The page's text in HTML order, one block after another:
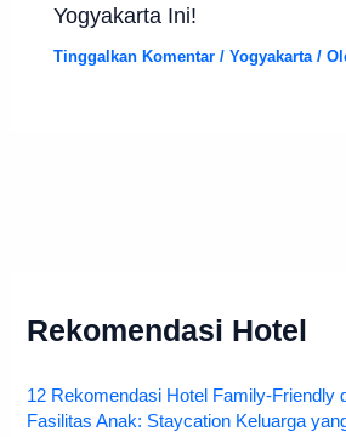
Yogyakarta Ini!
Tinggalkan Komentar /Yogyakarta /
Rekomendasi Hotel
12 Rekomendasi Hotel Family-Friendly
Fasilitas Anak: Staycation Keluarga